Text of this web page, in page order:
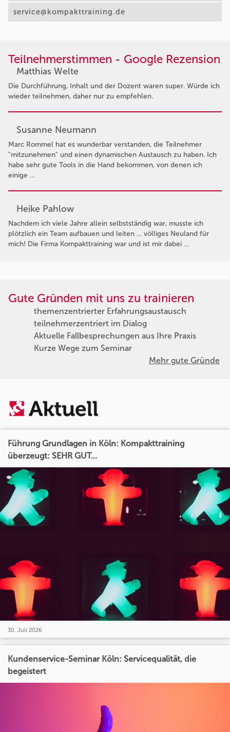
service@kompakttraining.de
Teilnehmerstimmen - Google Rezension
Matthias Welte
Die Durchführung, Inhalt und der Dozent waren super. Würde ich
wieder teilnehmen, daher nur zu empfehlen.
Susanne Neumann
Marc Rommel hat es wunderbar verstanden, die Teilnehmer
"mitzunehmen" und einen dynamischen Austausch zu haben. Ich
habe sehr gute Tools in die Hand bekommen, von denen ich
einige …
Heike Pahlow
Nachdem ich viele Jahre allein selbstständig war, musste ich
plötzlich ein Team aufbauen und leiten … völliges Neuland für
mich! Die Firma Kompakttraining war und ist mir dabei …
Gute Gründen mit uns zu trainieren
themenzentrierter Erfahrungsaustausch
teilnehmerzentriert im Dialog
Aktuelle Fallbesprechungen aus Ihre Praxis
Kurze Wege zum Seminar
Mehr gute Gründe
Führung Grundlagen in Köln: Kompakttraining
überzeugt: SEHR GUT...
30. Juli 2026
Kundenservice-Seminar Köln: Servicequalität, die
begeistert